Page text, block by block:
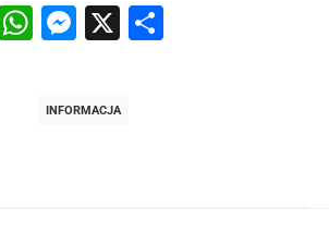
WhatsApp
Messenger
X
INFORMACJA